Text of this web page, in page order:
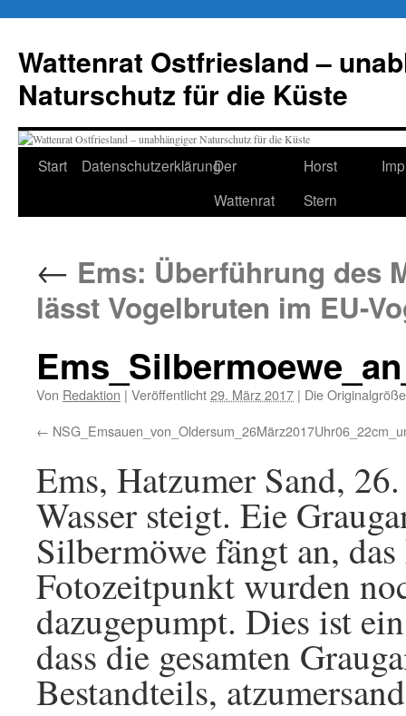
springen
Wattenrat Ostfriesland –
Naturschutz für die Küste
Start DatenschutzerklärungDer
Wattenrat
Horst
Stern
← Ems: Überführung des
lässt Vogelbruten im EU-
Von Redaktion | Veröffentlicht29. März 2017 | Die
Ems, Hatzumer Sand,
Wasser steigt. Eie
Silbermöwe fängt an,
Fotozeitpunkt wurden
dazugepumpt. Dies ist
dass die gesamten
Bestandteils,